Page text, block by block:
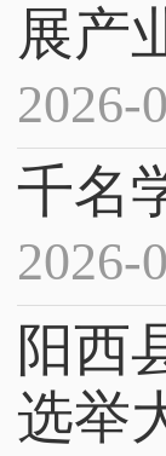
展产
2026-
千名
2026-
阳西
选举